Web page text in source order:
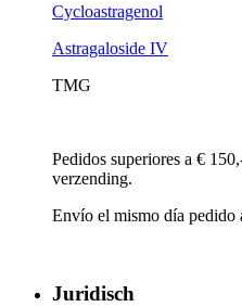
Cycloastragenol
Astragaloside IV
TMG
Pedidos superiores a €
verzending.
Envío el mismo día pedido
Juridisch